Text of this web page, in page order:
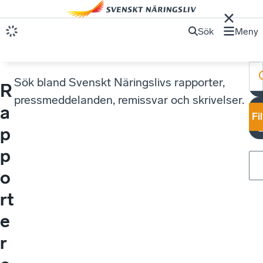
Sök Meny
R
a
p
p
o
rt
e
r
Sök bland Svenskt Näringslivs rapporter,
pressmeddelanden, remissvar och skrivelser.